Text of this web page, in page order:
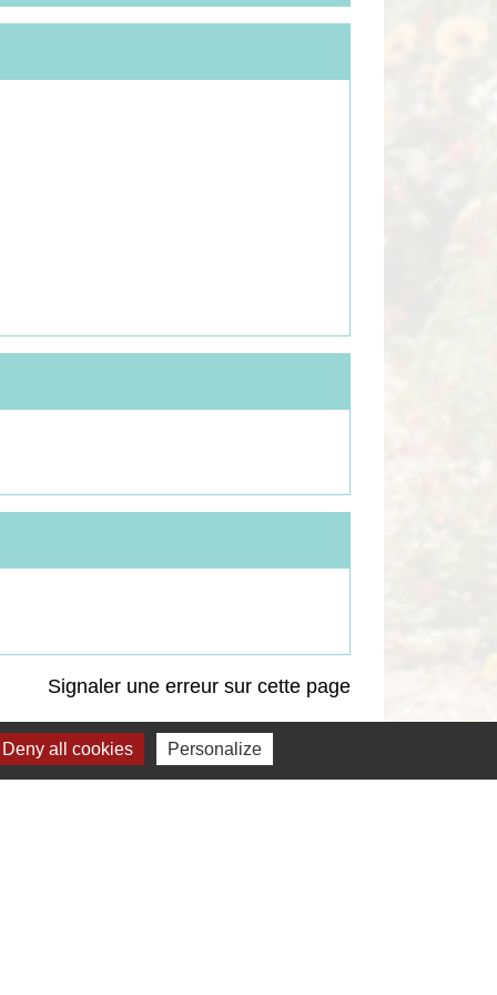
Signaler une erreur sur cette page
all cookies Personalize